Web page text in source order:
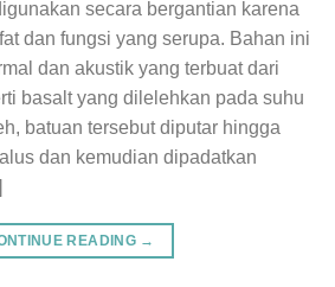
secara bergantian karena
dan fungsi yang serupa. Bahan ini
dan akustik yang terbuat dari
basalt yang dilelehkan pada suhu
batuan tersebut diputar hingga
dan kemudian dipadatkan
READING →